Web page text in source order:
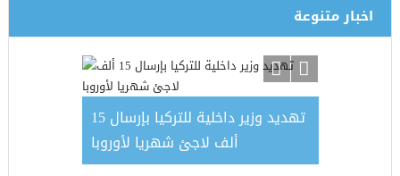
اخبار متنوعة
تهديد وزير داخلية للتركيا بإرسال 15
ألف لاجئ شهريا لأوروبا